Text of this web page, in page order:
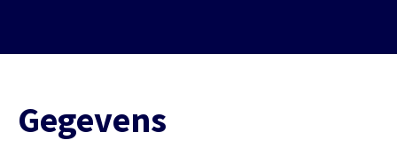
Gegevens